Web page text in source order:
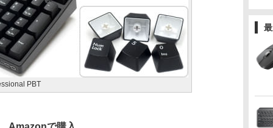
PBT